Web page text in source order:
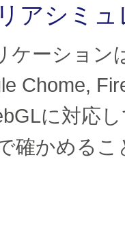
アシミ
ーション
Chome,
に対応
確かめる